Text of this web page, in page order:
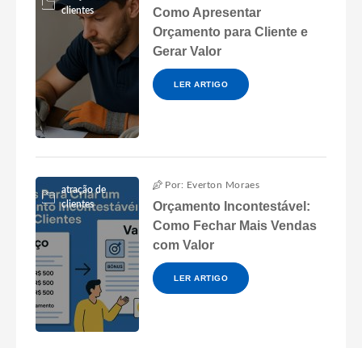
clientes
Como Apresentar
Orçamento para Cliente e
Gerar Valor
LER ARTIGO
atração de
clientes
Por: Everton Moraes
Orçamento Incontestável:
Como Fechar Mais Vendas
com Valor
LER ARTIGO